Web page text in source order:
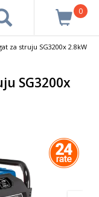
0
za struju SG3200x 2.8kW
SG3200x